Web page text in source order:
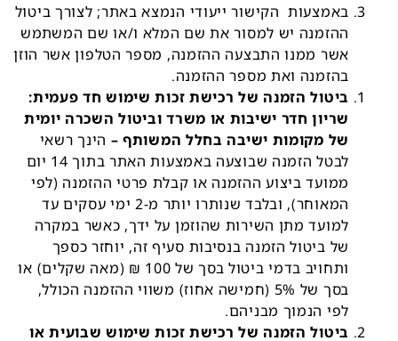
באמצעות הקישור ייעודי הנמצא באתר; לצורך ביטול
ההזמנה יש למסור את שם המלא ו/או שם המשתמש
אשר ממנו התבצעה ההזמנה, מספר הטלפון אשר הוזן
בהזמנה ואת מספר ההזמנה.
ביטול הזמנה של רכישת זכות שימוש חד פעמית:
שריון חדר ישיבות או משרד וביטול השכרה יומית
של מקומות ישיבה בחלל המשותף –הינך רשאי
לבטל הזמנה שבוצעה באמצעות האתר בתוך 14 יום
ממועד ביצוע ההזמנה או קבלת פרטי ההזמנה (לפי
המאוחר), ובלבד שנותרו יותר מ-2 ימי עסקים עד
למועד מתן השירות שהוזמן על ידך, כאשר במקרה
של ביטול הזמנה בנסיבות סעיף זה, יוחזר כספך
ותחויב בדמי ביטול בסך של 100 ₪ (מאה שקלים) או
בסך של 5% (חמישה אחוז) משווי ההזמנה הכולל,
לפי הנמוך מבניהם.
ביטול הזמנה של רכישת זכות שימוש שבועית או